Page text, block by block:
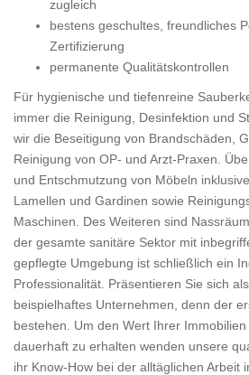
zugleich
bestens geschultes, freundliches
Zertifizierung
permanente Qualitätskontrollen
Für hygienische und tiefenreine
immer die Reinigung, Desinfektion und
wir die Beseitigung von Brandschäden,
Reinigung von OP- und Arzt-Praxen.
und Entschmutzung von Möbeln
Lamellen und Gardinen sowie
Maschinen. Des Weiteren sind
der gesamte sanitäre Sektor mit
gepflegte Umgebung ist schließlich ein
Professionalität. Präsentieren Sie sich
beispielhaftes Unternehmen, denn der
bestehen. Um den Wert Ihrer
dauerhaft zu erhalten wenden unsere
ihr Know-How bei der alltäglichen Arbeit